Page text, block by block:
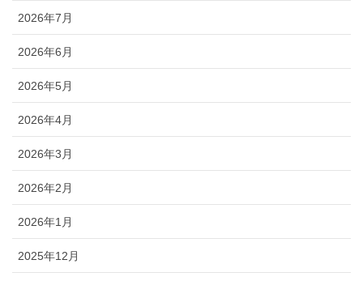
2026年7月
2026年6月
2026年5月
2026年4月
2026年3月
2026年2月
2026年1月
2025年12月